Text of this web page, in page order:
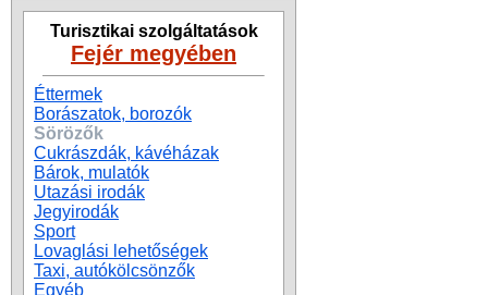
Turisztikai szolgáltatások
Fejér megyében
Éttermek
Borászatok, borozók
Sörözők
Cukrászdák, kávéházak
Bárok, mulatók
Utazási irodák
Jegyirodák
Sport
Lovaglási lehetőségek
Taxi, autókölcsönzők
Egyéb